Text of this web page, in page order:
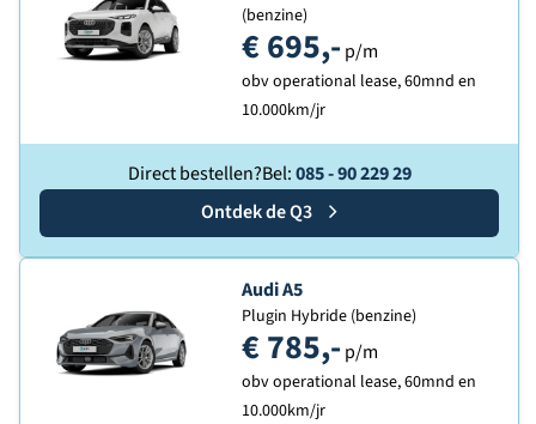
(benzine)
€ 695,- p/m
obv operational lease, 60mnd en
10.000km/jr
Direct bestellen?Bel:085 - 90 229 29
Ontdek deAudi
Q3
Ontdek de
Audi A5
Plugin Hybride (benzine)
€ 785,- p/m
obv operational lease, 60mnd en
10.000km/jr